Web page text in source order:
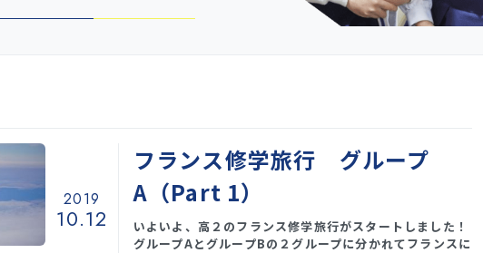
2019
10.12
フランス修学旅行 グループ
A（Part 1）
いよいよ、高２のフランス修学旅行がスタートしました！
グループAとグループBの２グループに分かれてフランスに